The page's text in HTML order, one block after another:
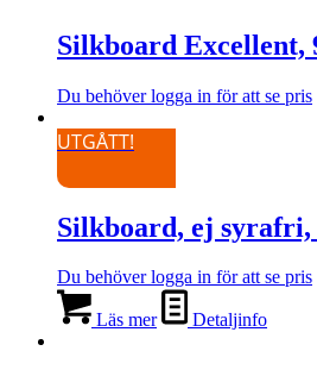
kan
väljas
produktsidan
produkten
har
varianter.
olika
kan
på
Silkboard Excellent,
Du behöver logga in för att se pris
här
har
varianter.
De
olika
alternativen
kan
väljas
UTGÅTT!
Silkboard, ej syrafri,
Du behöver logga in för att se pris
Läs mer Detaljinfo